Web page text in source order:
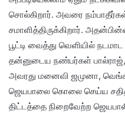
சொல்கிறார். அவரை
சமாளித்திருக்கிறார்.
பூட்டி வைத்து வெளியில் நடமாட
தன்னுடைய நண்பர்கள் பால்ராஜ்,
அவரது மனைவி ஜமுனா,
ஜெயபாலை கொலை செய்ய
திட்டத்தை நிறைவேற்ற